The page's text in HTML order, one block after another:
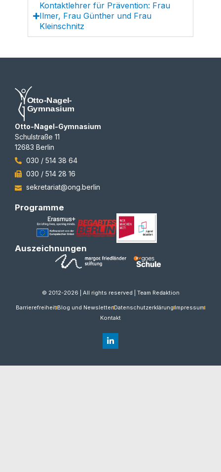
Kon­takt­leh­rer für Prä­ven­ti­on: Frau
Ilmer, Frau Gün­ther und Frau
Kleinschnitz
Otto-Nagel-Gymnasium
Schulstraße 11
12683 Berlin
030 / 514 38 64
030 / 514 28 16
sekretariat@ong.berlin
Programme
Auszeichnungen
© 2012-2026 | All rights reserved | Team Redaktion
Barrierefreiheit Blog und Newsletter Datenschutzerklärung Impressum
Kontakt